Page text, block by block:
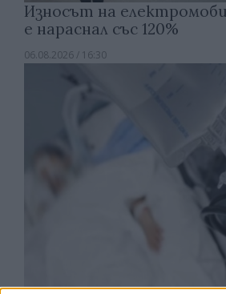
Износът на
е нараснал със 120%
06.08.2026 / 16:30